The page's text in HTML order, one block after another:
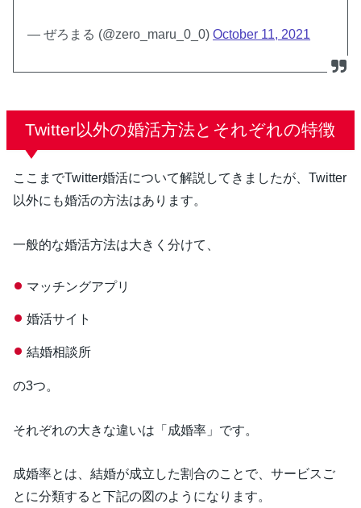
— ぜろまる (@zero_maru_0_0)October 11, 2021
Twitter以外の婚活方法とそれぞれの特徴
ここまでTwitter婚活について解説してきましたが、Twitter
以外にも婚活の方法はあります。
一般的な婚活方法は大きく分けて、
マッチングアプリ
婚活サイト
結婚相談所
の3つ。
それぞれの大きな違いは「成婚率」です。
成婚率とは、結婚が成立した割合のことで、サービスご
とに分類すると下記の図のようになります。